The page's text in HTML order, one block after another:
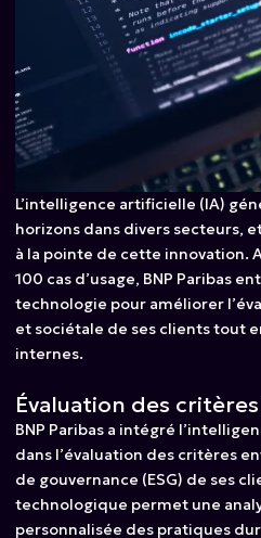
L’intelligence artificielle (IA)
horizons dans divers secteurs,
à la pointe de cette innovation.
100 cas d’usage, BNP Paribas
technologie pour améliorer
et sociétale de ses clients tout
internes.
Évaluation des critères
BNP Paribas a intégré
dans l’évaluation des critères
de gouvernance (ESG) de ses
technologique permet une
personnalisée des pratiques